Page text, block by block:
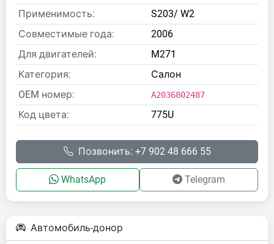
Применимость:
S203/ W2
Совместимые года:
2006
Для двигателей:
M271
Категория:
Салон
OEM номер:
A2036802487
Код цвета: 775U
Позвонить: +7 902 48 666 55
WhatsApp Telegram
Автомобиль-донор